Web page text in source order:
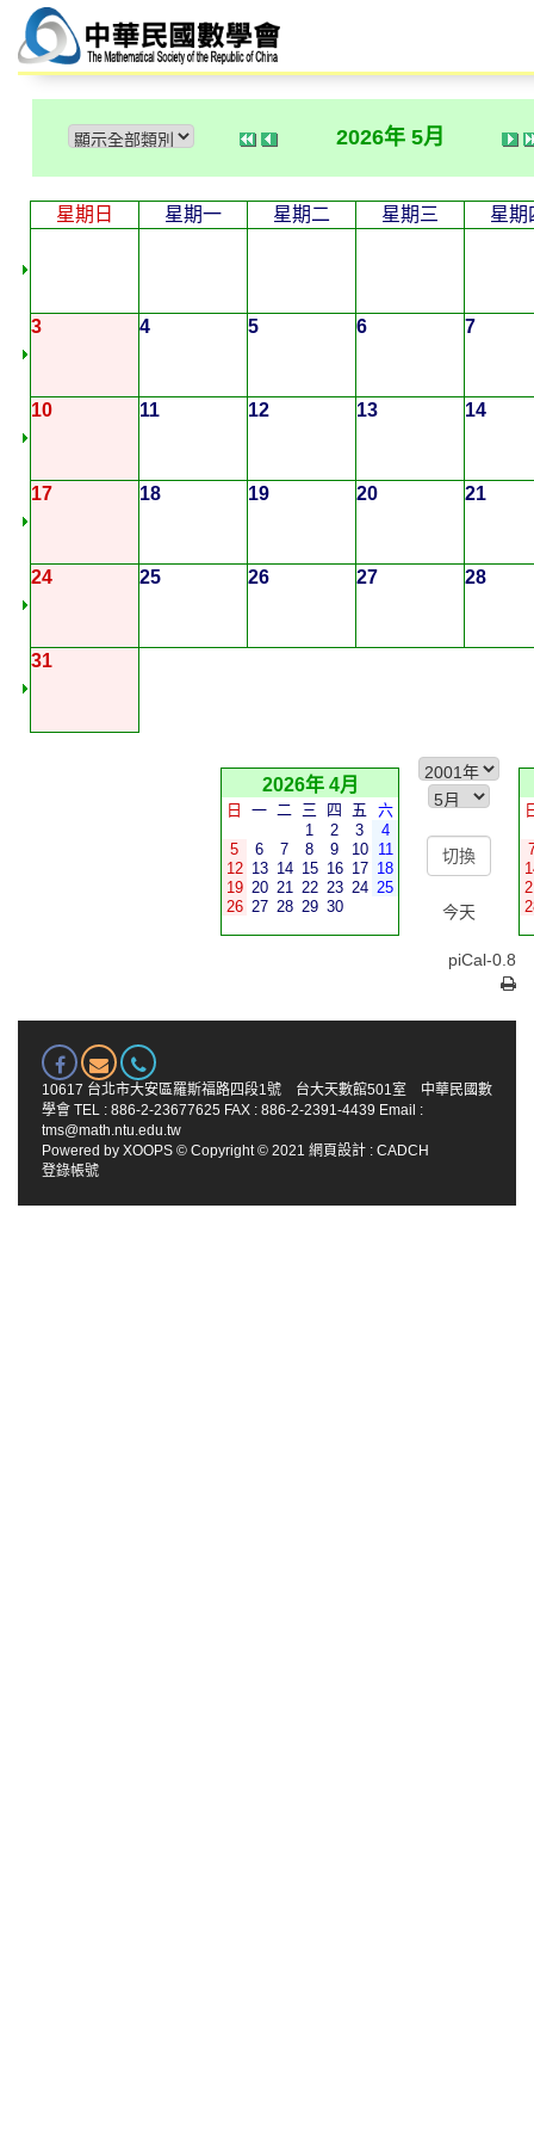
2026年 5月
星期日 星期一 星期二 星期三 星期
3 4 5 6 7
10 11 12 13 14
17 18 19 20 21
24 25 26 27 28
31
2026年 4月
日 一 二 三 四 五
六
1
2 3
4
5
6 7 8 9 10
11
12 13 14 15 16 17 18
19 20 21 22 23 24 25
26 27 28 29 30 今天
piCal-0.8
10617 台北市大安區羅斯福路四段1號 台大天數館501室 中華民國數
學會 TEL : 886-2-23677625 FAX : 886-2-2391-4439 Email :
tms@math.ntu.edu.tw
Powered by XOOPS © Copyright © 2021 網頁設計 : CADCH
登錄帳號